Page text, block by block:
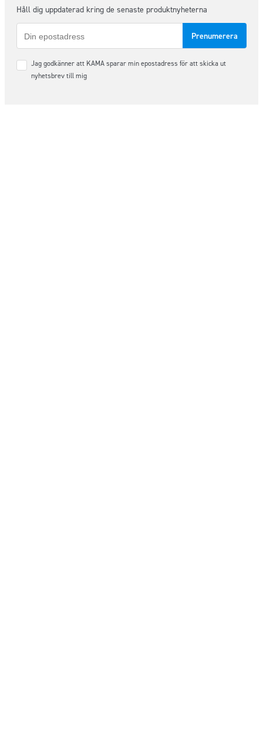
Håll dig uppdaterad kring de senaste produktnyheterna
Samtycke*
Jag godkänner att KAMA sparar min epostadress för att skicka ut
nyhetsbrev till mig